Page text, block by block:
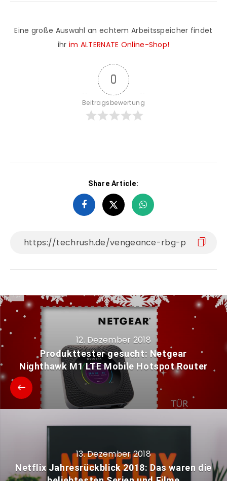
Eine große Auswahl an echtem Arbeitsspeicher findet
ihr im ALTERNATE Online-Shop!
0
Beitragsbewertung
Share Article:
12. Dezember 2018
Produkttester gesucht: Netgear
Nighthawk M1 LTE Mobile Hotspot Router
13. Dezember 2018
Netflix Jahresrückblick 2018: Das waren die